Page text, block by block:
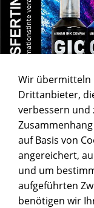
Wir übermitteln
Drittanbieter,
verbessern und
auf Basis von
angereichert,
und um
aufgeführten
benötigen wir